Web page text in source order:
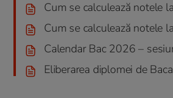
Cum se calculează notele
Cum se calculează notele
Calendar Bac 2026 –
Eliberarea diplomei de